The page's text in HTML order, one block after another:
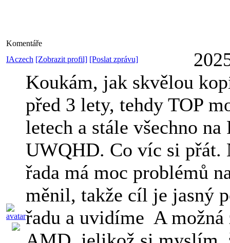
Komentáře
IAczech [Zobrazit profil] [Poslat zprávu]
Koukám, jak skvělou
před 3 lety, tehdy TOP
letech a stále všechno
UWQHD. Co víc si
řada má moc problémů
měnil, takže cíl je jasný
řadu a uvidíme A možná